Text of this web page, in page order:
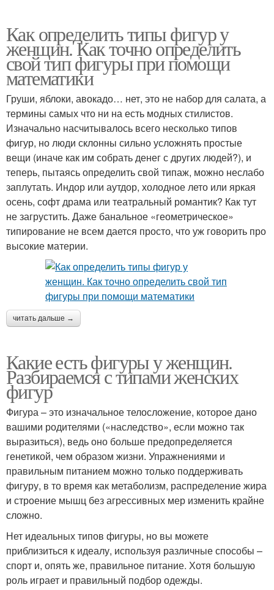
Как определить типы фигур у
женщин. Как точно определить
свой тип фигуры при помощи
математики
Груши, яблоки, авокадо… нет, это не набор для салата, а
термины самых что ни на есть модных стилистов.
Изначально насчитывалось всего несколько типов
фигур, но люди склонны сильно усложнять простые
вещи (иначе как им собрать денег с других людей?), и
теперь, пытаясь определить свой типаж, можно неслабо
заплутать. Индор или аутдор, холодное лето или яркая
осень, софт драма или театральный романтик? Как тут
не загрустить. Даже банальное «геометрическое»
типирование не всем дается просто, что уж говорить про
высокие материи.
читать дальше →
Какие есть фигуры у женщин.
Разбираемся с типами женских
фигур
Фигура – это изначальное телосложение, которое дано
вашими родителями («наследство», если можно так
выразиться), ведь оно больше предопределяется
генетикой, чем образом жизни. Упражнениями и
правильным питанием можно только поддерживать
фигуру, в то время как метаболизм, распределение жира
и строение мышц без агрессивных мер изменить крайне
сложно.
Нет идеальных типов фигуры, но вы можете
приблизиться к идеалу, используя различные способы –
спорт и, опять же, правильное питание. Хотя большую
роль играет и правильный подбор одежды.